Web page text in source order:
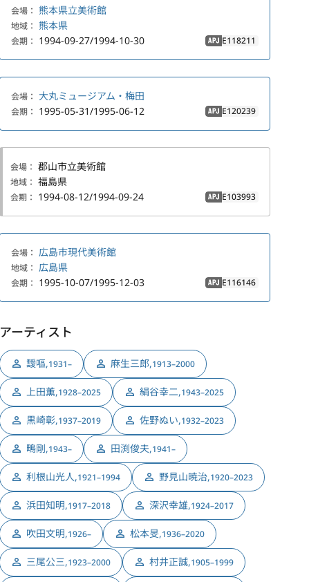
会場： 熊本県立美術館
地域： 熊本県
会期： 1994-09-27/1994-10-30 APJ E118211
会場： 大丸ミュージアム・梅田
会期： 1995-05-31/1995-06-12 APJ E120239
会場： 郡山市立美術館
地域： 福島県
会期： 1994-08-12/1994-09-24 APJ E103993
会場： 広島市現代美術館
地域： 広島県
会期： 1995-10-07/1995-12-03 APJ E116146
アーティスト
靉嘔,1931– 麻生三郎,1913–2000
上田薫,1928–2025 絹谷幸二,1943–2025
黒崎彰,1937–2019 佐野ぬい,1932–2023
鴫剛,1943– 田渕俊夫,1941–
利根山光人,1921–1994 野見山暁治,1920–2023
浜田知明,1917–2018 深沢幸雄,1924–2017
吹田文明,1926– 松本旻,1936–2020
三尾公三,1923–2000 村井正誠,1905–1999